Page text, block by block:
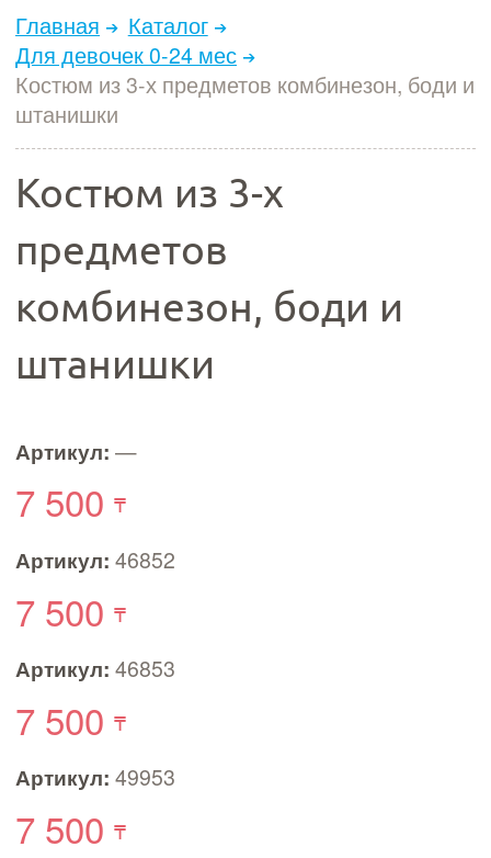
Главная
Каталог
Для девочек 0-24 мес
Костюм из 3-х предметов комбинезон, боди и
штанишки
Костюм из 3-х
предметов
комбинезон, боди и
штанишки
Артикул: —
7 500
Артикул: 46852
7 500
Артикул: 46853
7 500
Артикул: 49953
7 500